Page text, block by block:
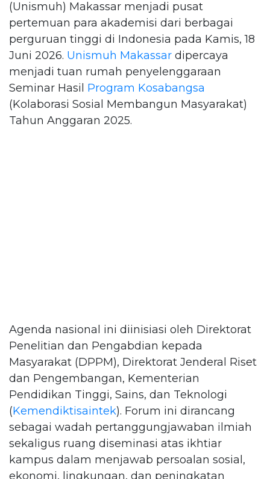
(Unismuh) Makassar menjadi pusat
pertemuan para akademisi dari berbagai
perguruan tinggi di Indonesia pada Kamis, 18
Juni 2026. Unismuh Makassar dipercaya
menjadi tuan rumah penyelenggaraan
Seminar Hasil Program Kosabangsa
(Kolaborasi Sosial Membangun Masyarakat)
Tahun Anggaran 2025.
Agenda nasional ini diinisiasi oleh Direktorat
Penelitian dan Pengabdian kepada
Masyarakat (DPPM), Direktorat Jenderal Riset
dan Pengembangan, Kementerian
Pendidikan Tinggi, Sains, dan Teknologi
(Kemendiktisaintek). Forum ini dirancang
sebagai wadah pertanggungjawaban ilmiah
sekaligus ruang diseminasi atas ikhtiar
kampus dalam menjawab persoalan sosial,
ekonomi, lingkungan, dan peningkatan